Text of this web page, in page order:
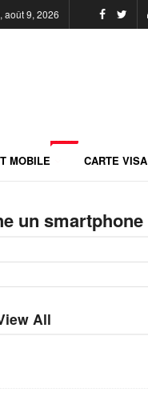
août 9, 2026
MOBILE CARTE VISA
un smartphone
All